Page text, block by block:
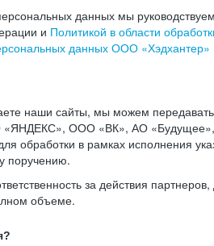
данных мы
и Политикой в области
данных ООО «Хэдхантер»
наши сайты, мы можем
«ЯНДЕКС», ООО «ВК», АО
обработки в рамках исполнения
поручению.
за действия
объеме.